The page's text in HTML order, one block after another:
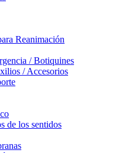
Reanimación
/ Botiquines
/ Accesorios
de los sentidos